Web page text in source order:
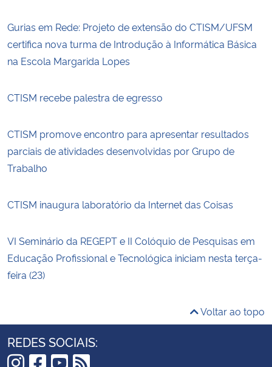
Gurias em Rede: Projeto de extensão do CTISM/UFSM
certifica nova turma de Introdução à Informática Básica
na Escola Margarida Lopes
CTISM recebe palestra de egresso
CTISM promove encontro para apresentar resultados
parciais de atividades desenvolvidas por Grupo de
Trabalho
CTISM inaugura laboratório da Internet das Coisas
VI Seminário da REGEPT e II Colóquio de Pesquisas em
Educação Profissional e Tecnológica iniciam nesta terça-
feira (23)
Voltar ao topo
REDES SOCIAIS: